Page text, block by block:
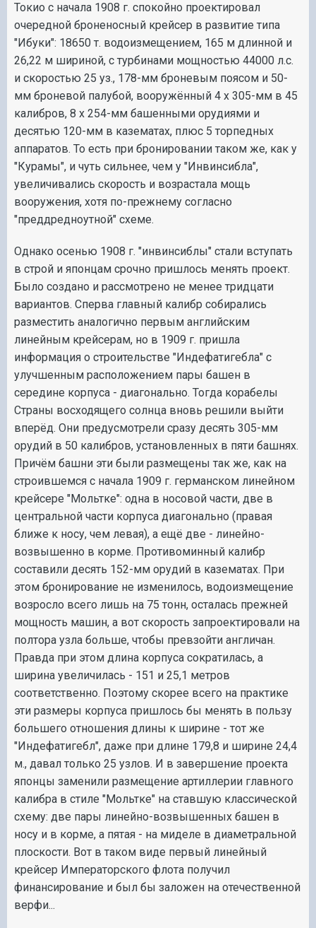
Токио с начала 1908 г. спокойно проектировал
очередной броненосный крейсер в развитие типа
"Ибуки": 18650 т. водоизмещением, 165 м длинной и
26,22 м шириной, с турбинами мощностью 44000 л.с.
и скоростью 25 уз., 178-мм броневым поясом и 50-
мм броневой палубой, вооружённый 4 х 305-мм в 45
калибров, 8 х 254-мм башенными орудиями и
десятью 120-мм в казематах, плюс 5 торпедных
аппаратов. То есть при бронировании таком же, как у
"Курамы", и чуть сильнее, чем у "Инвинсибла",
увеличивались скорость и возрастала мощь
вооружения, хотя по-прежнему согласно
"преддредноутной" схеме.
Однако осенью 1908 г. "инвинсиблы" стали вступать
в строй и японцам срочно пришлось менять проект.
Было создано и рассмотрено не менее тридцати
вариантов. Сперва главный калибр собирались
разместить аналогично первым английским
линейным крейсерам, но в 1909 г. пришла
информация о строительстве "Индефатигебла" с
улучшенным расположением пары башен в
середине корпуса - диагонально. Тогда корабелы
Страны восходящего солнца вновь решили выйти
вперёд. Они предусмотрели сразу десять 305-мм
орудий в 50 калибров, установленных в пяти башнях.
Причём башни эти были размещены так же, как на
строившемся с начала 1909 г. германском линейном
крейсере "Мольтке": одна в носовой части, две в
центральной части корпуса диагонально (правая
ближе к носу, чем левая), а ещё две - линейно-
возвышенно в корме. Противоминный калибр
составили десять 152-мм орудий в казематах. При
этом бронирование не изменилось, водоизмещение
возросло всего лишь на 75 тонн, осталась прежней
мощность машин, а вот скорость запроектировали на
полтора узла больше, чтобы превзойти англичан.
Правда при этом длина корпуса сократилась, а
ширина увеличилась - 151 и 25,1 метров
соответственно. Поэтому скорее всего на практике
эти размеры корпуса пришлось бы менять в пользу
большего отношения длины к ширине - тот же
"Индефатигебл", даже при длине 179,8 и ширине 24,4
м., давал только 25 узлов. И в завершение проекта
японцы заменили размещение артиллерии главного
калибра в стиле "Мольтке" на ставшую классической
схему: две пары линейно-возвышенных башен в
носу и в корме, а пятая - на миделе в диаметральной
плоскости. Вот в таком виде первый линейный
крейсер Императорского флота получил
финансирование и был бы заложен на отечественной
верфи...